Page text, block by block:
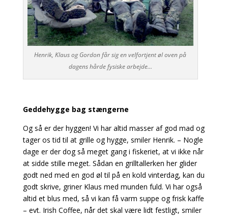
Henrik, Klaus og Gordon får sig en velfortjent øl oven på
dagens hårde fysiske arbejde…
Geddehygge bag stængerne
Og så er der hyggen! Vi har altid masser af god mad og
tager os tid til at grille og hygge, smiler Henrik. – Nogle
dage er der dog så meget gang i fiskeriet, at vi ikke når
at sidde stille meget. Sådan en grilltallerken her glider
godt ned med en god øl til på en kold vinterdag, kan du
godt skrive, griner Klaus med munden fuld. Vi har også
altid et blus med, så vi kan få varm suppe og frisk kaffe
– evt. Irish Coffee, når det skal være lidt festligt, smiler